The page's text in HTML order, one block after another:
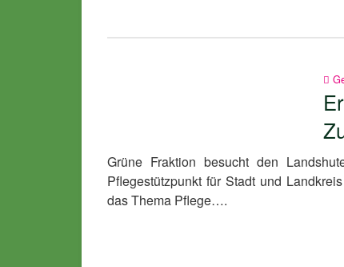
Grüne Fraktion besucht den
Pflegestützpunkt für Stadt und
das Thema Pflege….